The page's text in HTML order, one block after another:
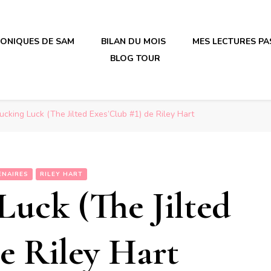
DE SAM BILAN DU MOIS
MES LECTURES
BLOG TOUR
Luck (The Jilted Exes’Club #1) de Riley Hart
RILEY HART
(The Jilted
Riley Hart